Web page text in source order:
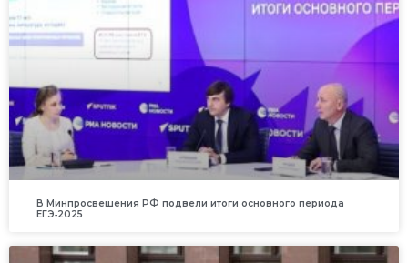
В Минпросвещения РФ подвели итоги основного периода
ЕГЭ‑2025